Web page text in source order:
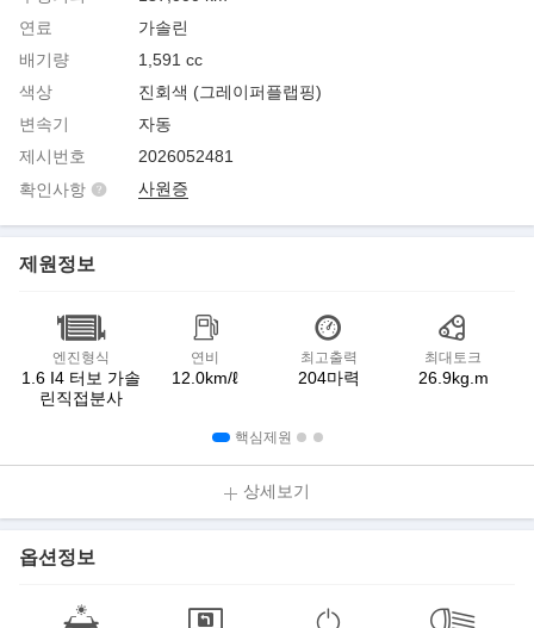
연료
가솔린
배기량
1,591 cc
색상
진회색 (그레이퍼플랩핑)
변속기
자동
제시번호
2026052481
확인사항
사원증
제원정보
엔진형식
1.6 I4 터보 가솔
린직접분사
연비
12.0km/ℓ
최고출력
204마력
최대토크
26.9kg.m
핵심제원
상세보기
옵션정보